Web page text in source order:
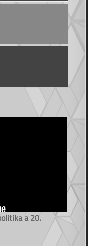
a 20.